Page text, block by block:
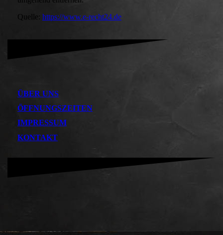
Quelle: https://www.e-recht24.de
ÜBER UNS
ÖFFNUNGSZEITEN
IMPRESSUM
KONTAKT